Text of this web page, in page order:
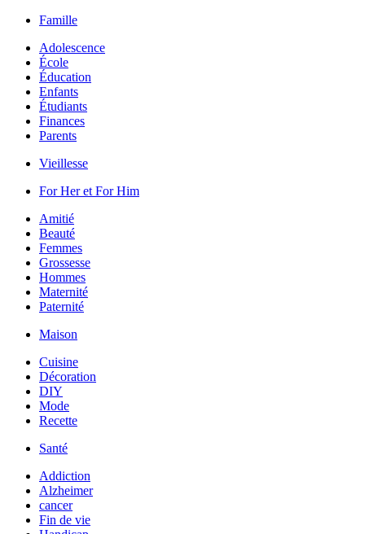
Famille
Adolescence
École
Éducation
Enfants
Étudiants
Finances
Parents
Vieillesse
For Her et For Him
Amitié
Beauté
Femmes
Grossesse
Hommes
Maternité
Paternité
Maison
Cuisine
Décoration
DIY
Mode
Recette
Santé
Addiction
Alzheimer
cancer
Fin de vie